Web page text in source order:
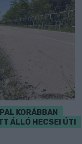
KORÁBBAN
ÁLLÓ HECSEI ÚTI